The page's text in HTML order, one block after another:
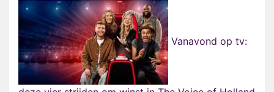
Vanavond op tv: